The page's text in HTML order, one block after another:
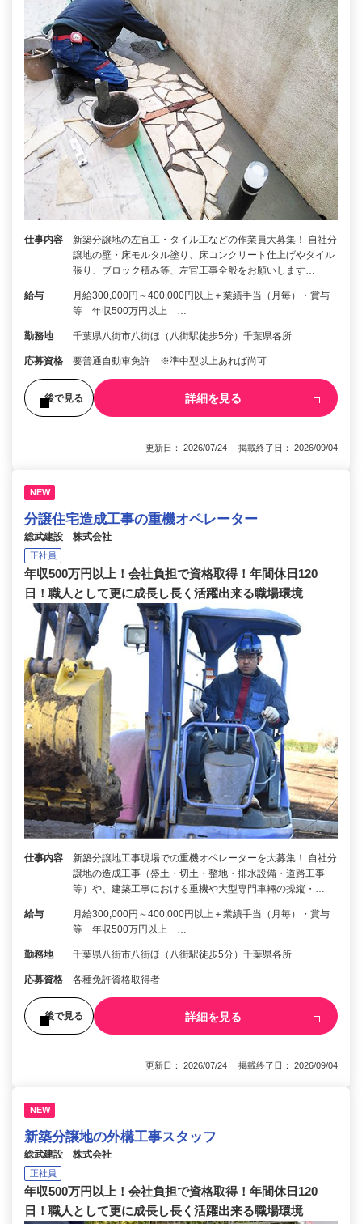
仕事内容
新築分譲地の左官工・タイル工などの作業員大募集！ 自社分
譲地の壁・床モルタル塗り、床コンクリート仕上げやタイル
張り、ブロック積み等、左官工事全般をお願いします…
給与
月給300,000円～400,000円以上＋業績手当（月毎）・賞与
等 年収500万円以上 …
勤務地 千葉県八街市八街ほ（八街駅徒歩5分）千葉県各所
応募資格 要普通自動車免許 ※準中型以上あれば尚可
後で見る 詳細を見る
更新日： 2026/07/24 掲載終了日： 2026/09/04
NEW
分譲住宅造成工事の重機オペレーター
総武建設 株式会社
正社員
年収500万円以上！会社負担で資格取得！年間休日120
日！職人として更に成長し長く活躍出来る職場環境
仕事内容
新築分譲地工事現場での重機オペレーターを大募集！ 自社分
譲地の造成工事（盛土・切土・整地・排水設備・道路工事
等）や、建築工事における重機や大型専門車輛の操縦・…
給与
月給300,000円～400,000円以上＋業績手当（月毎）・賞与
等 年収500万円以上 …
勤務地 千葉県八街市八街ほ（八街駅徒歩5分）千葉県各所
応募資格 各種免許資格取得者
後で見る 詳細を見る
更新日： 2026/07/24 掲載終了日： 2026/09/04
NEW
新築分譲地の外構工事スタッフ
総武建設 株式会社
正社員
年収500万円以上！会社負担で資格取得！年間休日120
日！職人として更に成長し長く活躍出来る職場環境